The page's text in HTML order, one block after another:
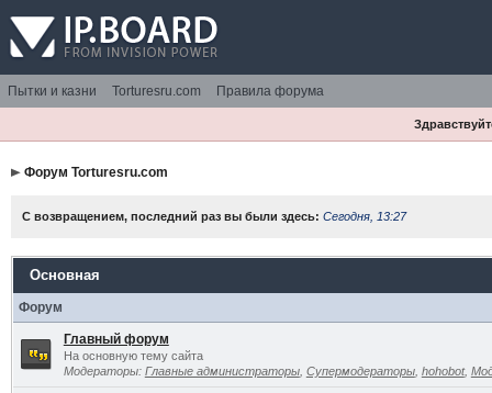
Пытки и казни Torturesru.com Правила форума
Форум Torturesru.com
С возвращением, последний раз вы были здесь: Сегодня, 13:27
Основная
Форум
Главный форум
На основную тему сайта
Модераторы: Главные администраторы, Супермодераторы, hohobot,